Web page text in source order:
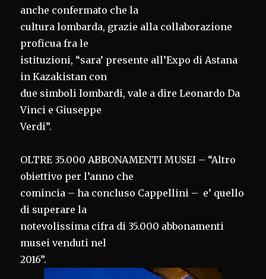
anche confermato che la
cultura lombarda, grazie alla collaborazione
proficua fra le
istituzioni, “sara’ presente all’Expo di Astana
in Kazakistan con
due simboli lombardi, vale a dire Leonardo Da
Vinci e Giuseppe
Verdi”.
OLTRE 35.000 ABBONAMENTI MUSEI – “Altro
obiettivo per l’anno che
comincia – ha concluso Cappellini – e’ quello
di superare la
notevolissima cifra di 35.000 abbonamenti
musei venduti nel
2016”.